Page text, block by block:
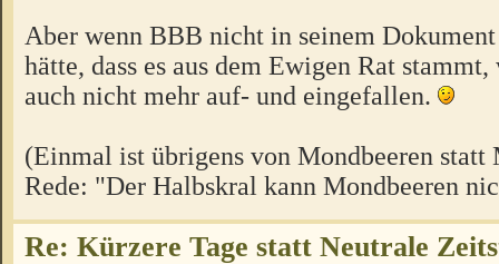
Aber wenn BBB nicht in seinem
hätte, dass es aus dem Ewigen Rat
auch nicht mehr auf- und eingefallen.
(Einmal ist übrigens von Mondbeeren statt
Rede: "Der Halbskral kann Mondbeeren
Re: Kürzere Tage statt Neutrale